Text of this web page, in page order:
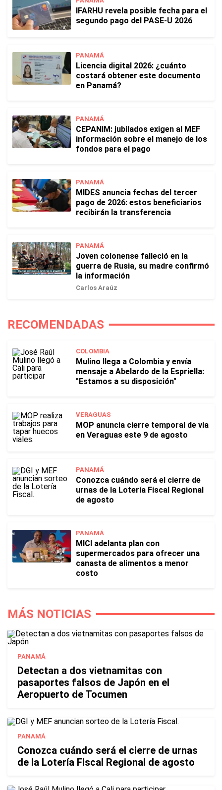
IFARHU revela posible fecha para el
segundo pago del PASE-U 2026
PANAMÁ
Licencia digital 2026: ¿cuánto
costará obtener este documento
en Panamá?
PANAMÁ
CEPANIM: jubilados exigen al MEF
información sobre el manejo de los
fondos para el pago
PANAMÁ
MIDES anuncia fechas del tercer
pago de 2026: estos beneficiarios
recibirán la transferencia
PANAMÁ
Joven colonense falleció en la
guerra de Rusia, su madre confirmó
la información
Carlos Araúz
RECOMENDADAS
COLOMBIA
Mulino llega a Colombia y envía
mensaje a Abelardo de la Espriella:
"Estamos a su disposición"
VERAGUAS
MOP anuncia cierre temporal de vía
en Veraguas este 9 de agosto
PANAMÁ
Conozca cuándo será el cierre de
urnas de la Lotería Fiscal Regional
de agosto
PANAMÁ
MICI adelanta plan con
supermercados para ofrecer una
canasta de alimentos a menor
costo
MÁS NOTICIAS
PANAMÁ
Detectan a dos vietnamitas con
pasaportes falsos de Japón en el
Aeropuerto de Tocumen
PANAMÁ
Conozca cuándo será el cierre de urnas
de la Lotería Fiscal Regional de agosto